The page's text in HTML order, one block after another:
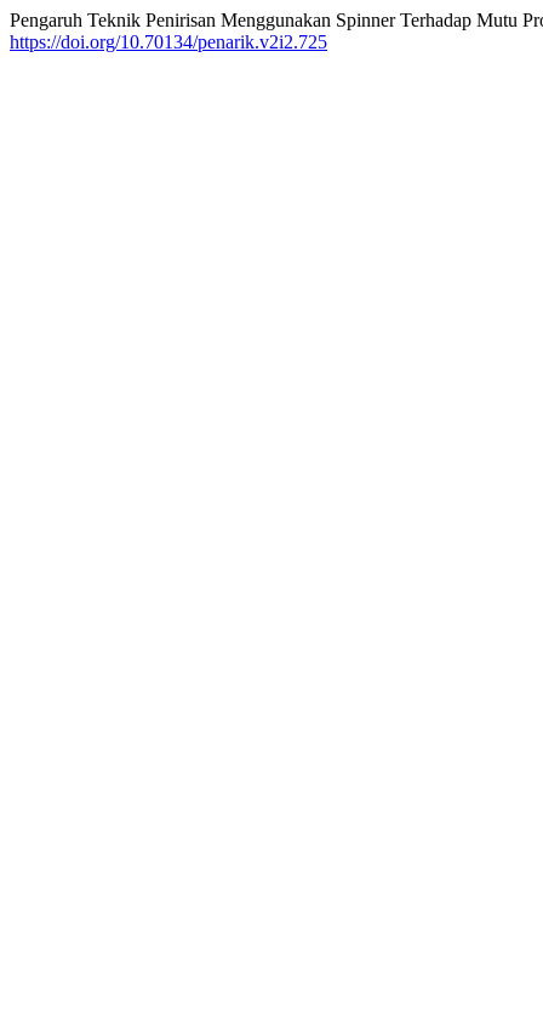
Pengaruh Teknik Penirisan Menggunakan Spinner Terhadap Mutu
https://doi.org/10.70134/penarik.v2i2.725